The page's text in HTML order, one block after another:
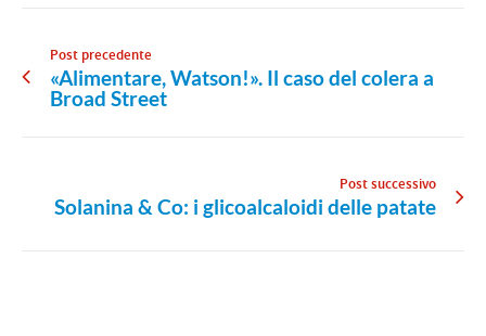
Post precedente
«Alimentare, Watson!». Il caso del colera a
Broad Street
Post successivo
Solanina & Co: i glicoalcaloidi delle patate